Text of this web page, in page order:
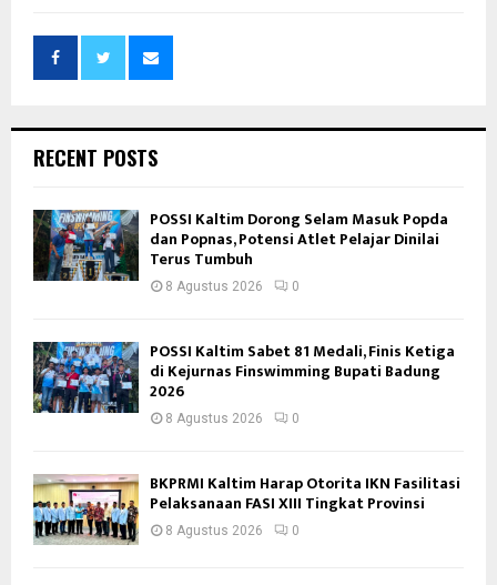
RECENT POSTS
POSSI Kaltim Dorong Selam Masuk Popda
dan Popnas, Potensi Atlet Pelajar Dinilai
Terus Tumbuh
8 Agustus 2026 0
POSSI Kaltim Sabet 81 Medali, Finis Ketiga
di Kejurnas Finswimming Bupati Badung
2026
8 Agustus 2026 0
BKPRMI Kaltim Harap Otorita IKN Fasilitasi
Pelaksanaan FASI XIII Tingkat Provinsi
8 Agustus 2026 0